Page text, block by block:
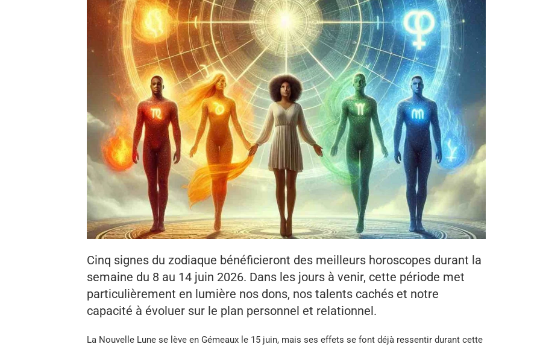
Cinq signes du zodiaque bénéficieront des meilleurs horoscopes durant la
semaine du 8 au 14 juin 2026. Dans les jours à venir, cette période met
particulièrement en lumière nos dons, nos talents cachés et notre
capacité à évoluer sur le plan personnel et relationnel.
La Nouvelle Lune se lève en Gémeaux le 15 juin, mais ses effets se font déjà ressentir durant cette